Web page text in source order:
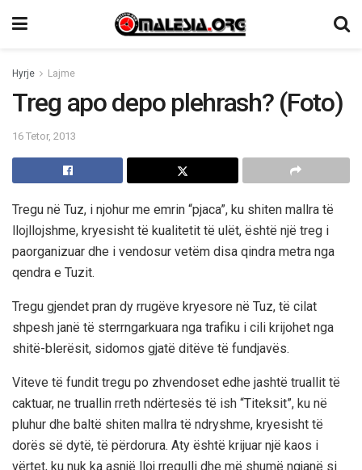
Hyrje Lajme
Treg apo depo plehrash? (Foto)
16 Tetor, 2013
Tregu në Tuz, i njohur me emrin “pjaca”, ku shiten mallra të
llojllojshme, kryesisht të kualitetit të ulët, është një treg i
paorganizuar dhe i vendosur vetëm disa qindra metra nga
qendra e Tuzit.
Tregu gjendet pran dy rrugëve kryesore në Tuz, të cilat
shpesh janë të sterrngarkuara nga trafiku i cili krijohet nga
shitë-blerësit, sidomos gjatë ditëve të fundjavës.
Viteve të fundit tregu po zhvendoset edhe jashtë truallit të
caktuar, ne truallin rreth ndërtesës të ish “Titeksit”, ku në
pluhur dhe baltë shiten mallra të ndryshme, kryesisht të
dorës së dytë, të përdorura. Aty është krijuar një kaos i
vërtet, ku nuk ka asnjë lloj rregulli dhe më shumë ngjanë si